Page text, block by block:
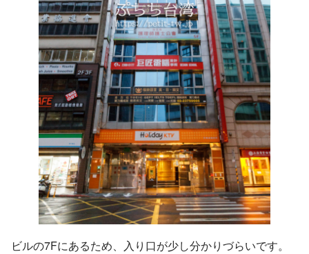
ビルの7Fにあるため、入り口が少し分かりづらいです。